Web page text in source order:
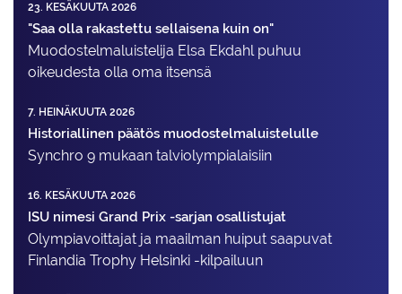
23. KESÄKUUTA 2026
"Saa olla rakastettu sellaisena kuin on"
Muodostelma­luistelija Elsa Ekdahl puhuu
oikeudesta olla oma itsensä
7. HEINÄKUUTA 2026
Historiallinen päätös muodostelmaluistelulle
Synchro 9 mukaan talviolympialaisiin
16. KESÄKUUTA 2026
ISU nimesi Grand Prix -sarjan osallistujat
Olympiavoittajat ja maailman huiput saapuvat
Finlandia Trophy Helsinki -kilpailuun